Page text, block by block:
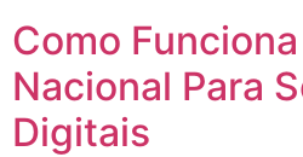
Como
Nacional Para
Digitais